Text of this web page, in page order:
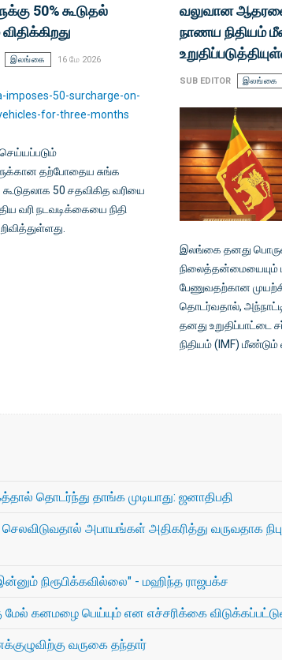
50% கூடுதல்
இலங்கை 16 மே 2026
தற்போதைய சுங்க
கூடுதலாக 50 சதவிகித வரியை
வரி நடவடிக்கையை நிதி
வலுவான
நாணய நிதியம்
SUB EDITOR இலங்கை
இலங்கை தனது
நிலைத்தன்மையையும்
பேணுவதற்கான
தொடர்வதால்,
தனது
நிதியம் (IMF) மீண்டும்
தொடர்ந்து தாங்க முடியாது: ஜனாதிபதி
அபாயங்கள் அதிகரித்து வருவதாக
நிரூபிக்கவில்லை" - மஹிந்த ராஜபக்ச
மேல் கனமழை பெய்யும் என எச்சரிக்கை
வருகை தந்தார்